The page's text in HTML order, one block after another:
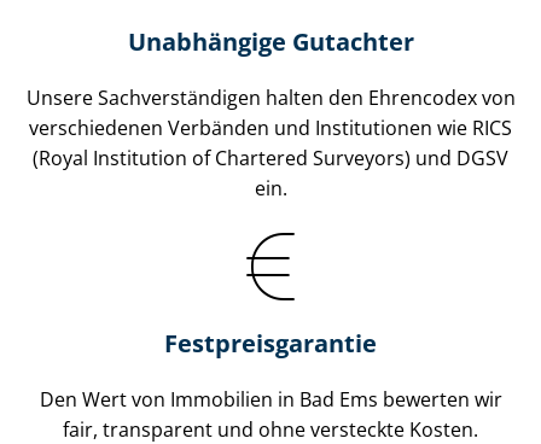
Unabhängige Gutachter
Unsere Sach­ver­stän­di­gen halten den Ehrencodex von
verschiedenen Verbänden und Institutionen wie RICS
(Royal Institution of Chartered Surveyors) und DGSV
ein.
Festpreis​garantie
Den Wert von Immobilien in Bad Ems bewerten wir
fair, transparent und ohne versteckte Kosten.